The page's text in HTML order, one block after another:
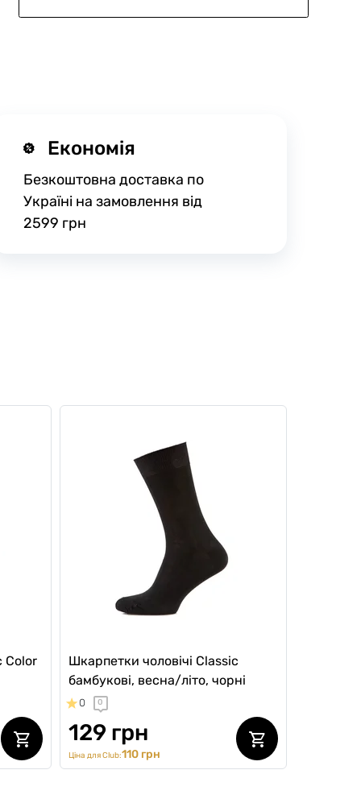
Економія
Безкоштовна доставка по
Україні на замовлення від
2599 грн
Color
Шкарпетки чоловічі Classic
бамбукові, весна/літо, чорні
0 0
129 грн
Ціна для Club:110 грн